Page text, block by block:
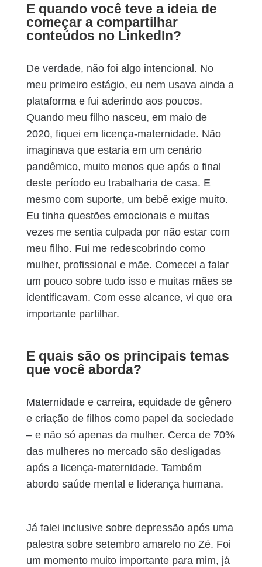
E quando você teve a ideia de
começar a compartilhar
conteúdos no LinkedIn?
De verdade, não foi algo intencional. No
meu primeiro estágio, eu nem usava ainda a
plataforma e fui aderindo aos poucos.
Quando meu filho nasceu, em maio de
2020, fiquei em licença-maternidade. Não
imaginava que estaria em um cenário
pandêmico, muito menos que após o final
deste período eu trabalharia de casa. E
mesmo com suporte, um bebê exige muito.
Eu tinha questões emocionais e muitas
vezes me sentia culpada por não estar com
meu filho. Fui me redescobrindo como
mulher, profissional e mãe. Comecei a falar
um pouco sobre tudo isso e muitas mães se
identificavam. Com esse alcance, vi que era
importante partilhar.
E quais são os principais temas
que você aborda?
Maternidade e carreira, equidade de gênero
e criação de filhos como papel da sociedade
– e não só apenas da mulher. Cerca de 70%
das mulheres no mercado são desligadas
após a licença-maternidade. Também
abordo saúde mental e liderança humana.
Já falei inclusive sobre depressão após uma
palestra sobre setembro amarelo no Zé. Foi
um momento muito importante para mim, já